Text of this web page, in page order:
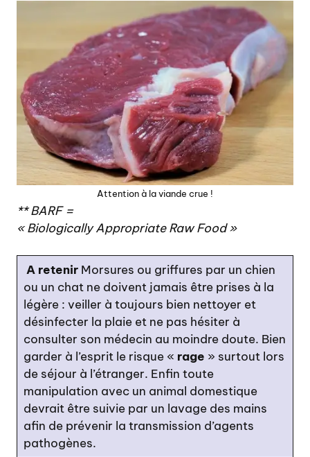
Attention à la viande crue !
** BARF =
« Biologically Appropriate Raw Food »
A retenirMorsures ou griffures par un chien
ou un chat ne doivent jamais être prises à la
légère : veiller à toujours bien nettoyer et
désinfecter la plaie et ne pas hésiter à
consulter son médecin au moindre doute. Bien
garder à l’esprit le risque « rage » surtout lors
de séjour à l’étranger. Enfin toute
manipulation avec un animal domestique
devrait être suivie par un lavage des mains
afin de prévenir la transmission d’agents
pathogènes.